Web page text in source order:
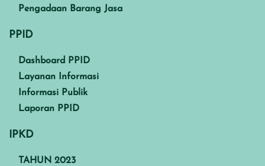
Pengadaan Barang Jasa
PPID
Dashboard PPID
Layanan Informasi
Informasi Publik
Laporan PPID
IPKD
TAHUN 2023